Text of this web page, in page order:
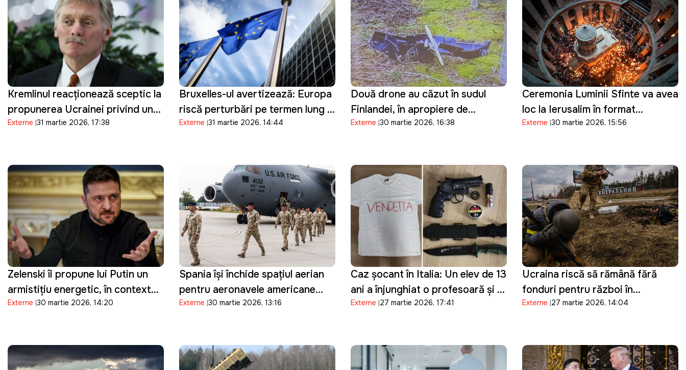
Kremlinul reacționează sceptic la
propunerea Ucrainei privind un
armistițiu de Paște
Externe 31 martie 2026, 17:38
Bruxelles-ul avertizează: Europa
riscă perturbări pe termen lung în
sectorul energetic
Externe 31 martie 2026, 14:44
Două drone au căzut în sudul
Finlandei, în apropiere de
frontiera cu Rusia: Kievul
Externe 30 martie 2026, 16:38
Ceremonia Luminii Sfinte va avea
loc la Ierusalim în format
restrâns, pe fondul tensiunilor de
Externe 30 martie 2026, 15:56
Zelenski îi propune lui Putin un
armistițiu energetic, în contextul
crizei din Orientul Mijlociu:
Externe 30 martie 2026, 14:20
Spania își închide spațiul aerian
pentru aeronavele americane
implicate în operațiuni militare
sale militare
Externe 30 martie 2026, 13:16
Caz șocant în Italia: Un elev de 13
ani a înjunghiat o profesoară și a
transmis totul live pe Telegram
Externe 27 martie 2026, 17:41
Ucraina riscă să rămână fără
fonduri pentru război în
următoarele două luni
Externe 27 martie 2026, 14:04